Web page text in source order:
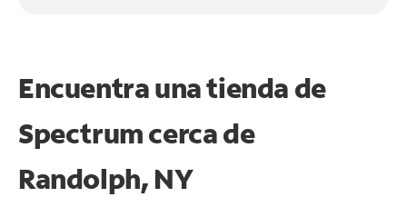
Encuentra una tienda de
Spectrumcerca de
Randolph, NY